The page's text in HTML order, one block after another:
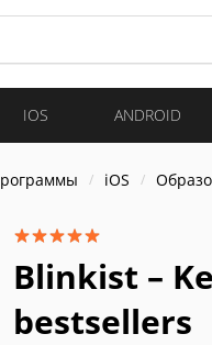
IOS ANDROID
iOS
Blinkist –
bestsellers